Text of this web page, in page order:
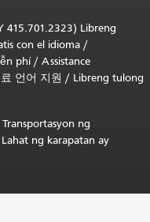
415.701.2323) Libreng
con el idioma /
phí/ Assistance
언어 지원 / Libreng tulong
ng
ng karapatan ay